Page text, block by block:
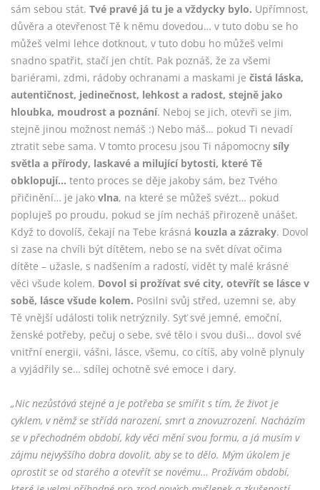
sám sebou stát. Tvé pravé já tu je a vždycky bylo. Upřímnost,
důvěra a otevřenost Tě k němu dovedou… v tuto dobu se ho
můžeš velmi lehce dotknout, v tuto dobu ho můžeš velmi
snadno spatřit, stačí jen chtít. Pak poznáš, že za všemi
bariérami, zdmi, rádoby ochranami a maskami je čistá láska,
autentičnost, jedinečnost, lehkost a radost, stejně jako
hloubka, moudrost a poznání. Neboj se jich, otevři se jim,
stejně jinou možnost nemáš :) Nebo máš… pokud Ti nevadí
ztratit sebe sama. V tomto procesu jsou Ti nápomocny síly
světla a přírody, laskavé a milující bytosti, které Tě
obklopují… tento proces se děje jakoby sám, bez Tvého
přičinění… je jako vlna, na které se můžeš svézt… pokud
popluješ po proudu, pokud se jím necháš přirozeně unášet.
Když to dovolíš, čekají na Tebe krásná kouzla a zázraky. Dovol
si zase na chvíli být dítětem, nebo se na svět dívat očima
dítěte – užasle, s nadšením a radostí, vidět ty malé krásné
věci všude kolem. Dovol si prožívat své city, otevřít se lásce v
sobě, lásce všude kolem. Posilni svůj střed, uzemni se, aby
Tě vnější události tolik netrýznily. Syť své jemné, emoční,
ženské potřeby, pečuj o sebe, své tělo i svou duši… dovol své
vnitřní energii, vášni, lásce, všemu, co cítíš, aby volně plynuly
a vyjádřily se… sdílej ochotně své emoce i dary.
„Nic nezůstává stejné a je potřeba se smířit s tím, že život je
cyklem, v němž se střídá narození, smrt a znovuzrození. Nacházím
se v přechodném období, kdy věci mění svou formu, a já musím v
zájmu nejvyššího dobra dovolit, aby se to dělo. Mým úkolem je
oprostit se od starého a otevřít se novému… Prožívám období,